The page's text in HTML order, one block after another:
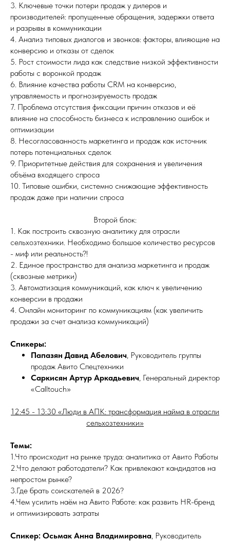
3. Ключевые точки потери продаж у дилеров и
производителей: пропущенные обращения, задержки ответа
и разрывы в коммуникации
4. Анализ типовых диалогов и звонков: факторы, влияющие на
конверсию и отказы от сделок
5. Рост стоимости лида как следствие низкой эффективности
работы с воронкой продаж
6. Влияние качества работы CRM на конверсию,
управляемость и прогнозируемость продаж
7. Проблема отсутствия фиксации причин отказов и её
влияние на способность бизнеса к исправлению ошибок и
оптимизации
8. Несогласованность маркетинга и продаж как источник
потерь потенциальных сделок
9. Приоритетные действия для сохранения и увеличения
объёма входящего спроса
10. Типовые ошибки, системно снижающие эффективность
продаж даже при наличии спроса
Второй блок:
1. Как построить сквозную аналитику для отрасли
сельхозтехники. Необходимо большое количество ресурсов
- миф или реальность?!
2. Единое пространство для анализа маркетинга и продаж
(сквозные метрики)
3. Автоматизация коммуникаций, как ключ к увеличению
конверсии в продажи
4. Онлайн мониторинг по коммуникациям (как увеличить
продажи за счет анализа коммуникаций)
Спикеры:
Папазян Давид Абелович, Руководитель группы
продаж Авито Спецтехники
Саркисян Артур Аркадьевич, Генеральный директор
«Calltouch»
12:45 - 13:30 «Люди в АПК: трансформация найма в отрасли
сельхозтехники»
Темы:
1.Что происходит на рынке труда: аналитика от Авито Работы
2.Что делают работодатели? Как привлекают кандидатов на
непростом рынке?
3.Где брать соискателей в 2026?
4.Чем усилить наём на Авито Работе: как развить HR-бренд
и оптимизировать затраты
Спикер: Осьмак Анна Владимировна, Руководитель